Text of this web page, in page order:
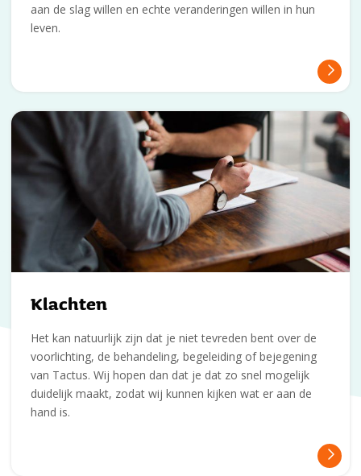
aan de slag willen en echte veranderingen willen in hun
leven.
Klachten
Het kan natuurlijk zijn dat je niet tevreden bent over de
voorlichting, de behandeling, begeleiding of bejegening
van Tactus. Wij hopen dan dat je dat zo snel mogelijk
duidelijk maakt, zodat wij kunnen kijken wat er aan de
hand is.